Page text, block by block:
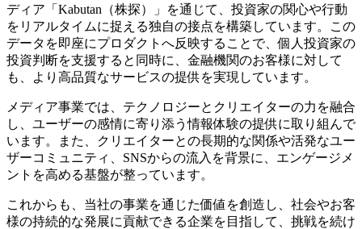
ディア「Kabutan（株探）」を通じて、投資家の関心や行動
をリアルタイムに捉える独自の接点を構築しています。この
データを即座にプロダクトへ反映することで、個人投資家の
投資判断を支援すると同時に、金融機関のお客様に対して
も、より高品質なサービスの提供を実現しています。
メディア事業では、テクノロジーとクリエイターの力を融合
し、ユーザーの感情に寄り添う情報体験の提供に取り組んで
います。また、クリエイターとの長期的な関係や活発なユー
ザーコミュニティ、SNSからの流入を背景に、エンゲージメ
ントを高める基盤が整っています。
これからも、当社の事業を通じた価値を創造し、社会やお客
様の持続的な発展に貢献できる企業を目指して、挑戦を続け